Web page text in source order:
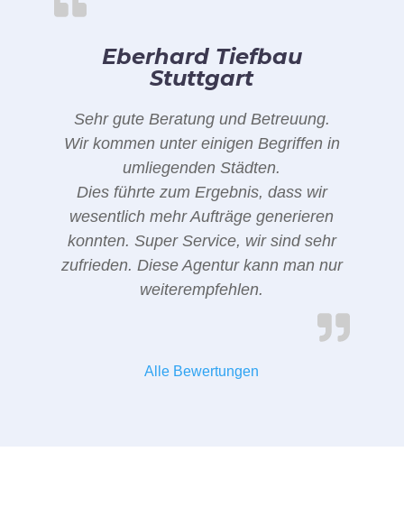
Eberhard Tiefbau
Stuttgart
Sehr gute Beratung und Betreuung.
Wir kommen unter einigen Begriffen in
umliegenden Städten.
Dies führte zum Ergebnis, dass wir
wesentlich mehr Aufträge generieren
konnten. Super Service, wir sind sehr
zufrieden. Diese Agentur kann man nur
weiterempfehlen.
Alle Bewertungen